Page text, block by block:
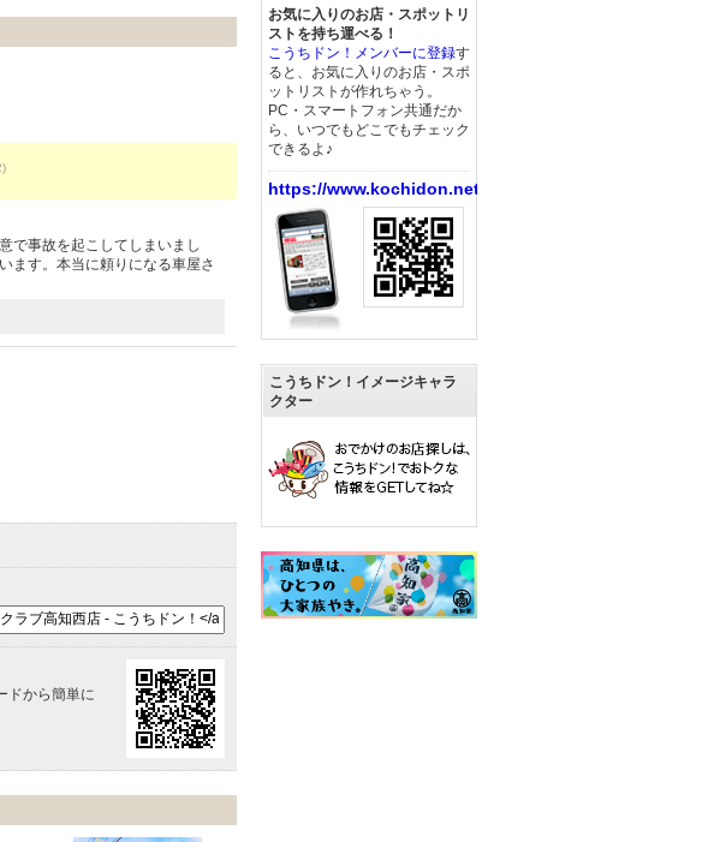
で事故を起こしてしまいまし
ます。本当に頼りになる車屋さ
ドから簡単に
お気に入りのお店・スポットリ
ストを持ち運べる！
こうちドン！メンバーに登録す
ると、お気に入りのお店・スポ
ットリストが作れちゃう。
PC・スマートフォン共通だか
ら、いつでもどこでもチェック
できるよ♪
https://www.kochidon.net/
こうちドン！イメージキャラ
クター